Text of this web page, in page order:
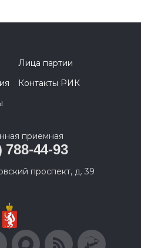
Лица партии
Контакты РИК
приемная
788-44-93
проспект, д. 39